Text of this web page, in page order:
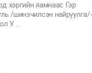
хэргийн яамнаас Гэр
/шинэчилсэн найруулга/-
У …